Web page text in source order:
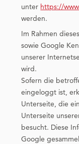
unter https://
werden.
Im Rahmen
sowie Google
unserer
wird.
Sofern die
eingeloggt ist,
Unterseite, die
Unterseite
besucht. Diese
Google